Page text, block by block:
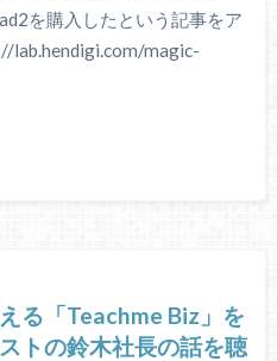
を購入したという記事をア
lab.hendigi.com/magic-
る「Teachme Biz」を
トの鈴木社長の話を聴